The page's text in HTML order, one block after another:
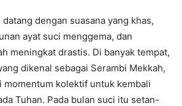
datang dengan suasana yang khas,
ayat suci menggema, dan
meningkat drastis. Di banyak tempat,
dikenal sebagai Serambi Mekkah,
momentum kolektif untuk kembali
Tuhan. Pada bulan suci itu setan-